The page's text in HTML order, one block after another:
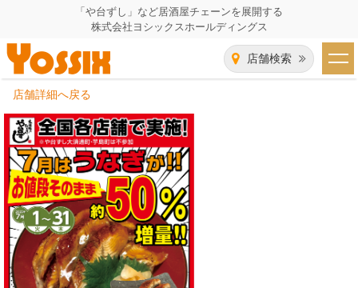
「や台ずし」など居酒屋チェーンを展開する
株式会社ヨシックスホールディングス
店舗検索
HOME
企業情報
企業情報トップ
代表者あいさつ
グループ会社
事業一覧
飲食事業紹介
飲食事業紹介トップ
IR（株主・投資家）情報
店舗詳細へ戻る